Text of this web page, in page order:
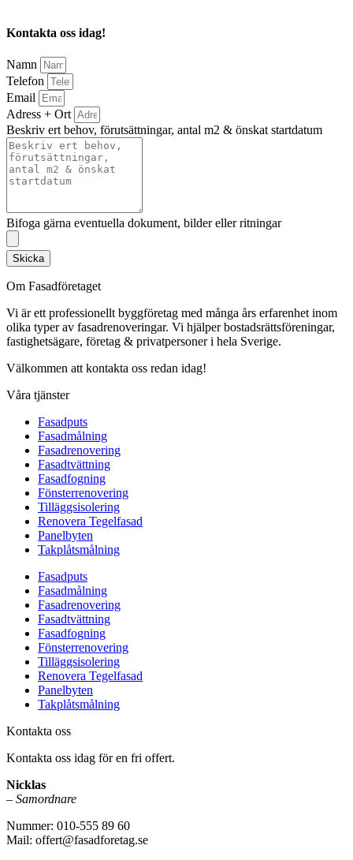
Kontakta oss idag!
Namn
Telefon
Email
Adress + Ort
Beskriv ert behov, förutsättningar, antal m2 & önskat startdatum
Bifoga gärna eventuella dokument, bilder eller ritningar
Skicka
Om Fasadföretaget
Vi är ett professionellt byggföretag med många års erfarenhet inom
olika typer av fasadrenoveringar. Vi hjälper bostadsrättsföreningar,
fastighetsägare, företag & privatpersoner i hela Sverige.
Välkommen att kontakta oss redan idag!
Våra tjänster
Fasadputs
Fasadmålning
Fasadrenovering
Fasadtvättning
Fasadfogning
Fönsterrenovering
Tilläggsisolering
Renovera Tegelfasad
Panelbyten
Takplåtsmålning
Fasadputs
Fasadmålning
Fasadrenovering
Fasadtvättning
Fasadfogning
Fönsterrenovering
Tilläggsisolering
Renovera Tegelfasad
Panelbyten
Takplåtsmålning
Kontakta oss
Kontakta oss idag för en fri offert.
Nicklas
– Samordnare
Nummer: 010-555 89 60
Mail: offert@fasadforetag.se